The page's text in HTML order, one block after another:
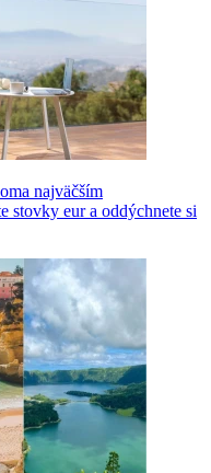
najväčším
stovky eur a oddýchnete si